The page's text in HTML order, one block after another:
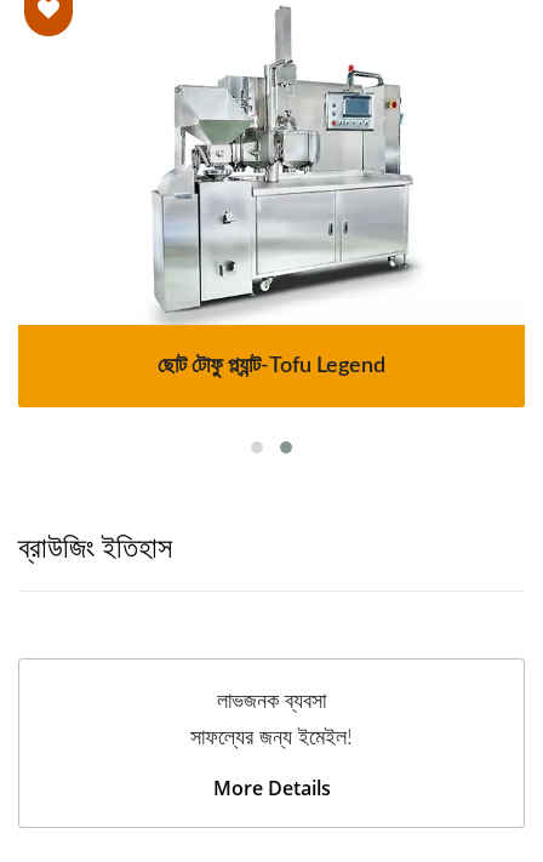
ছোট টোফু প্ল্যান্ট-Tofu Legend
ব্রাউজিং ইতিহাস
লাভজনক ব্যবসা
সাফল্যের জন্য ইমেইল!
More Details